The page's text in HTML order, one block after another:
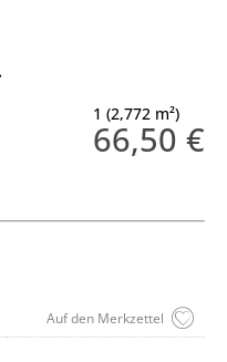
1 (2,772 m²)
66,50 €
Auf den Merkzettel